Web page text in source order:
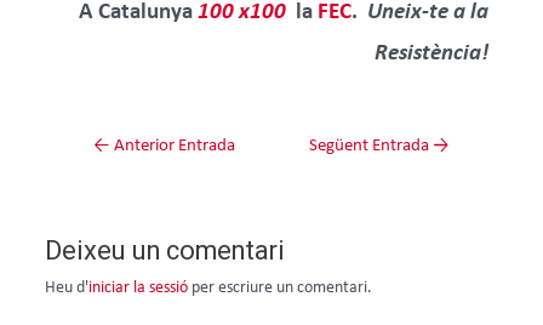
A Catalunya 100 x100 la FEC. Uneix-te a la
Resistència!
← Anterior Entrada Següent Entrada →
Deixeu un comentari
Heu d'iniciar la sessióper escriure un comentari.